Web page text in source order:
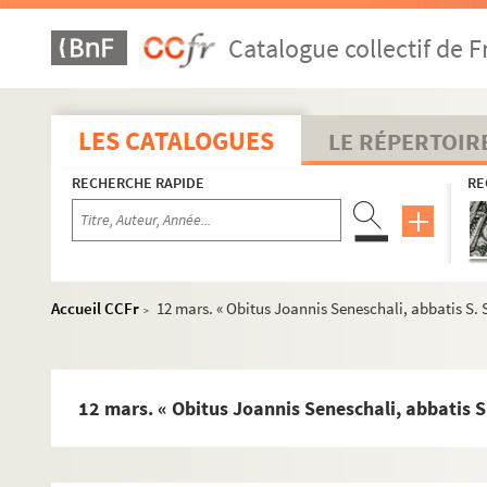
Catalogue collectif de
LES CATALOGUES LE
RECHERCHE RAPIDE
Accueil CCFr >
12 mars. « Obitus Joannis Seneschali, abbatis S.
12 mars. « Obitus Joannis Seneschali, abbatis
2. Biblia, ex translatione S. Hieronymi
3. Nicolai de Lyra postillae in Vetus Testamentum
6. « Concorde »
7. Psautier en arabe